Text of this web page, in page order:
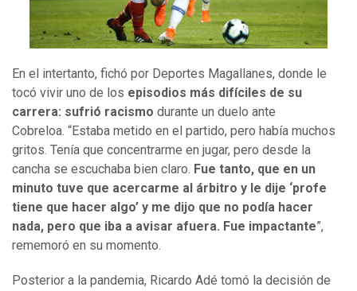
En el intertanto, fichó por Deportes Magallanes, donde le
tocó vivir uno de los episodios más difíciles de su
carrera: sufrió racismo durante un duelo ante
Cobreloa. “Estaba metido en el partido, pero había muchos
gritos. Tenía que concentrarme en jugar, pero desde la
cancha se escuchaba bien claro. Fue tanto, que en un
minuto tuve que acercarme al árbitro y le dije ‘profe
tiene que hacer algo’ y me dijo que no podía hacer
nada, pero que iba a avisar afuera. Fue impactante”,
rememoró en su momento.
Posterior a la pandemia, Ricardo Adé tomó la decisión de